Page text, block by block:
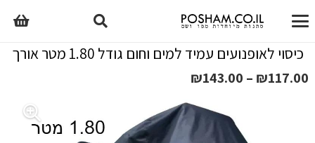
כיסוי לאופנועים עמיד למים וחום גודל 1.80 מטר אורך
₪117.00
–
₪143.00